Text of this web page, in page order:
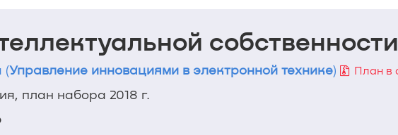
собственности
(Управление инновациями в электронной технике) План в
план набора 2018 г.